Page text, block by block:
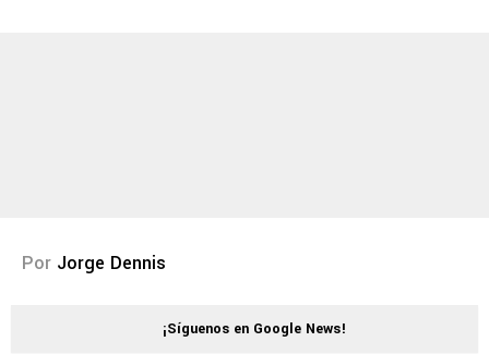
Por Jorge Dennis
¡Síguenos en Google News!